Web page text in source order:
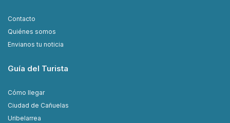
Contacto
Quiénes somos
Envianos tu noticia
Guía del Turista
Cómo llegar
Ciudad de Cañuelas
Uribelarrea